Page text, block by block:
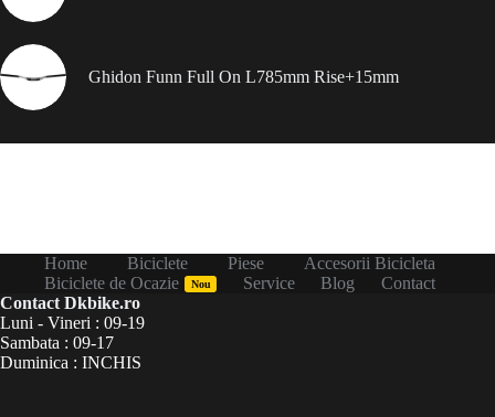
Ghidon Funn Full On L785mm Rise+15mm
Home Biciclete Piese
Accesorii Bicicleta
Biciclete de Ocazie
Nou Service Blog
Contact
Contact Dkbike.ro
Luni - Vineri : 09-19
Sambata : 09-17
Duminica : INCHIS